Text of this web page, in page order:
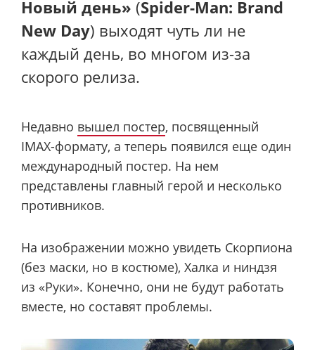
Новый день» (Spider-Man: Brand
New Day) выходят чуть ли не
каждый день, во многом из-за
скорого релиза.
Недавно вышел постер, посвященный
IMAX-формату, а теперь появился еще один
международный постер. На нем
представлены главный герой и несколько
противников.
На изображении можно увидеть Скорпиона
(без маски, но в костюме), Халка и ниндзя
из «Руки». Конечно, они не будут работать
вместе, но составят проблемы.